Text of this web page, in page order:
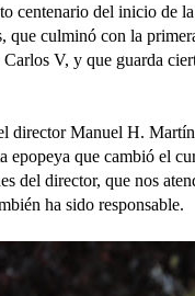
centenario del inicio de
que culminó con la
V, y que guarda
director Manuel H.
epopeya que cambió el
del director, que nos
ha sido responsable.